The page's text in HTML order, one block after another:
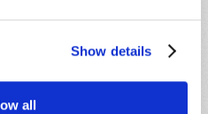
Show details
all
e non oltre 5 giorni
di inizio del corso,
motivazione della
sarà convertito in
entro l’anno solare di